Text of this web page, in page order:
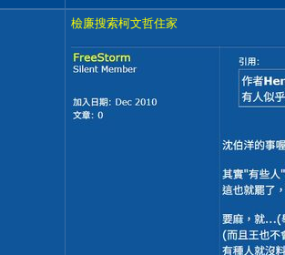
檢廉搜索柯文哲住家